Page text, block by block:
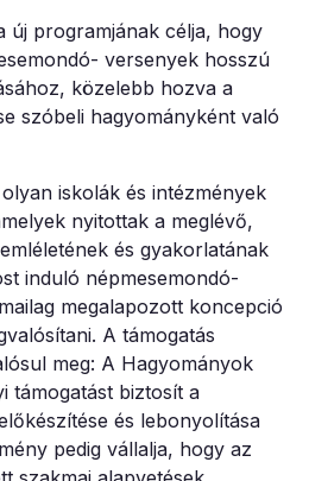
új programjának célja, hogy
versenyek hosszú
közelebb hozva a
szóbeli hagyományként való
iskolák és intézmények
nyitottak a meglévő,
és gyakorlatának
induló népmesemondó-
megalapozott koncepció
A támogatás
meg: A Hagyományok
támogatást biztosít a
és lebonyolítása
pedig vállalja, hogy az